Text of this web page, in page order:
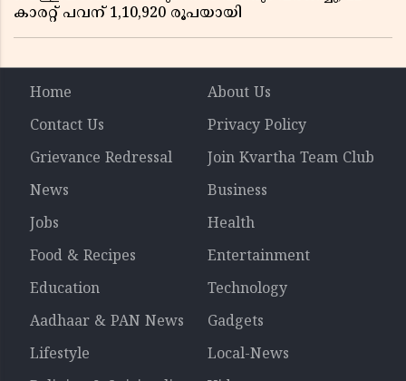
കാരറ്റ് പവന് 1,10,920 രൂപയായി
Home
About Us
Contact Us
Privacy Policy
Grievance Redressal
Join Kvartha Team Club
News
Business
Jobs
Health
Food & Recipes
Entertainment
Education
Technology
Aadhaar & PAN News
Gadgets
Lifestyle
Local-News